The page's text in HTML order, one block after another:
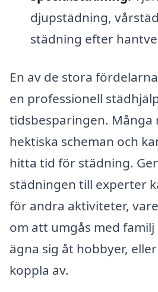
djupstädning,
städning efter
En av de stora
en professionell
tidsbesparingen. Många
hektiska scheman och
hitta tid för städning.
städningen till experter
för andra aktiviteter,
om att umgås med familj
ägna sig åt hobbyer,
koppla av.